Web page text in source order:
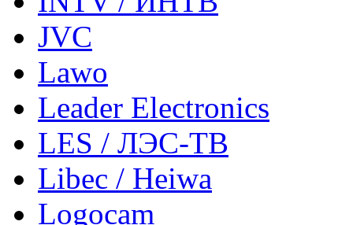
JVC
Lawo
Leader Electronics
LES / ЛЭС-ТВ
Libec / Heiwa
Logocam